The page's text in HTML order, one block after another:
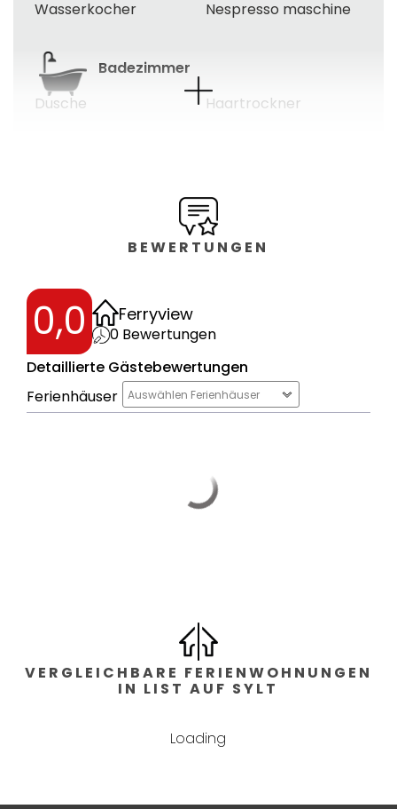
Wasserkocher Nespresso maschine
Badezimmer
Dusche
Haartrockner
Gartenmöbel
Umzäuntes
grundstück
Schlafzimmer
Ganzkörperspiegel
Gäste WC: 2
Wohnfläche
BEWERTUNGEN
0,0 Ferryview
0 Bewertungen
Detaillierte Gästebewertungen
Ferienhäuser
Auswählen Ferienhäuser
VERGLEICHBARE FERIENWOHNUNGEN
IN LIST AUF SYLT
Loading